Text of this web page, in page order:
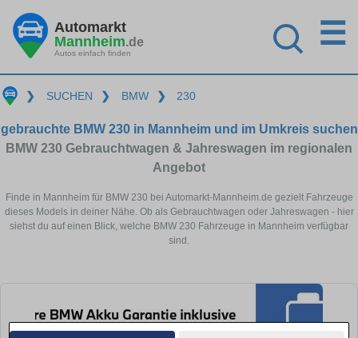
Automarkt
Mannheim.de
Autos einfach finden
☰
❯ SUCHEN ❯ BMW ❯ 230
gebrauchte BMW 230 in Mannheim und im Umkreis suchen
BMW 230 Gebrauchtwagen & Jahreswagen im regionalen
Angebot
Finde in Mannheim für BMW 230 bei Automarkt-Mannheim.de gezielt Fahrzeuge
dieses Models in deiner Nähe. Ob als Gebrauchtwagen oder Jahreswagen - hier
siehst du auf einen Blick, welche BMW 230 Fahrzeuge in Mannheim verfügbar
sind.